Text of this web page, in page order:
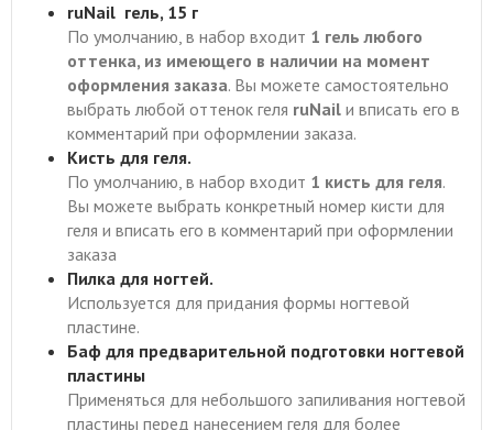
ruNail гель, 15 г
По умолчанию, в набор входит 1 гельлюбого
оттенка, из имеющего в наличии на момент
оформления заказа. Вы можете самостоятельно
выбрать любой оттенок геля ruNail и вписать его в
комментарий при оформлении заказа.
Кисть для геля.
По умолчанию, в набор входит 1 кисть для геля.
Вы можете выбрать конкретный номер кисти для
геля и вписать его в комментарий при оформлении
заказа
Пилка для ногтей.
Используется для придания формы ногтевой
пластине.
Баф для предварительной подготовки ногтевой
пластины
Применяться для небольшого запиливания ногтевой
пластины перед нанесением геля для более